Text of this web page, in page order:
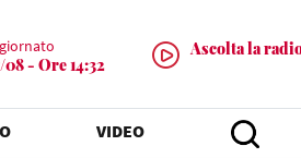
08 - Ore 14:32
Ascolta la
VIDEO